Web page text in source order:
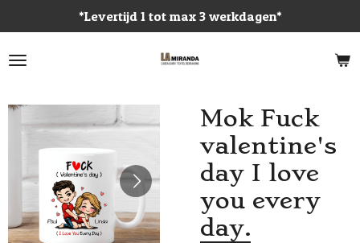
direct
naar
*Levertijd 1 tot max 3 werkdagen*
Mok Fuck
valentine's
day I love
you every
day.